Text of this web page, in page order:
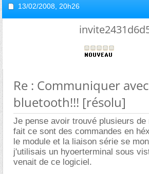
13/02/2008, 20h26
Re : Communiquer
bluetooth!!! [résolu]
Je pense avoir trouvé plusieurs
fait ce sont des commandes en
le module et la liaison série se
j'utilisais un hyoerterminal sous
venait de ce logiciel.